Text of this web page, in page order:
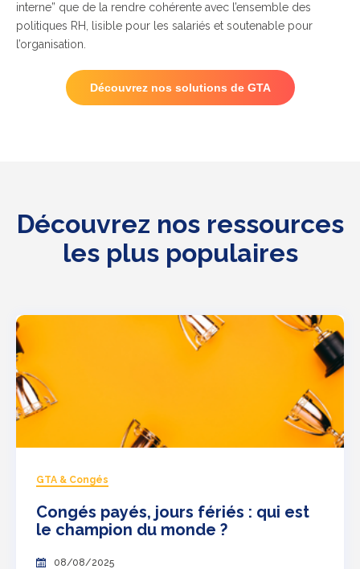
interne” que de la rendre cohérente avec l’ensemble des
politiques RH, lisible pour les salariés et soutenable pour
l’organisation.
Découvrez nos solutions de GTA
Découvrez nos ressources
les plus populaires
GTA & Congés
Congés payés, jours fériés : qui est
le champion du monde ?
08/08/2025